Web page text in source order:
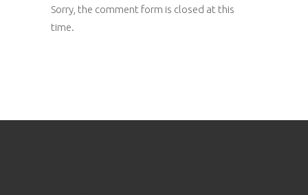
Sorry, the comment form is closed at this
time.